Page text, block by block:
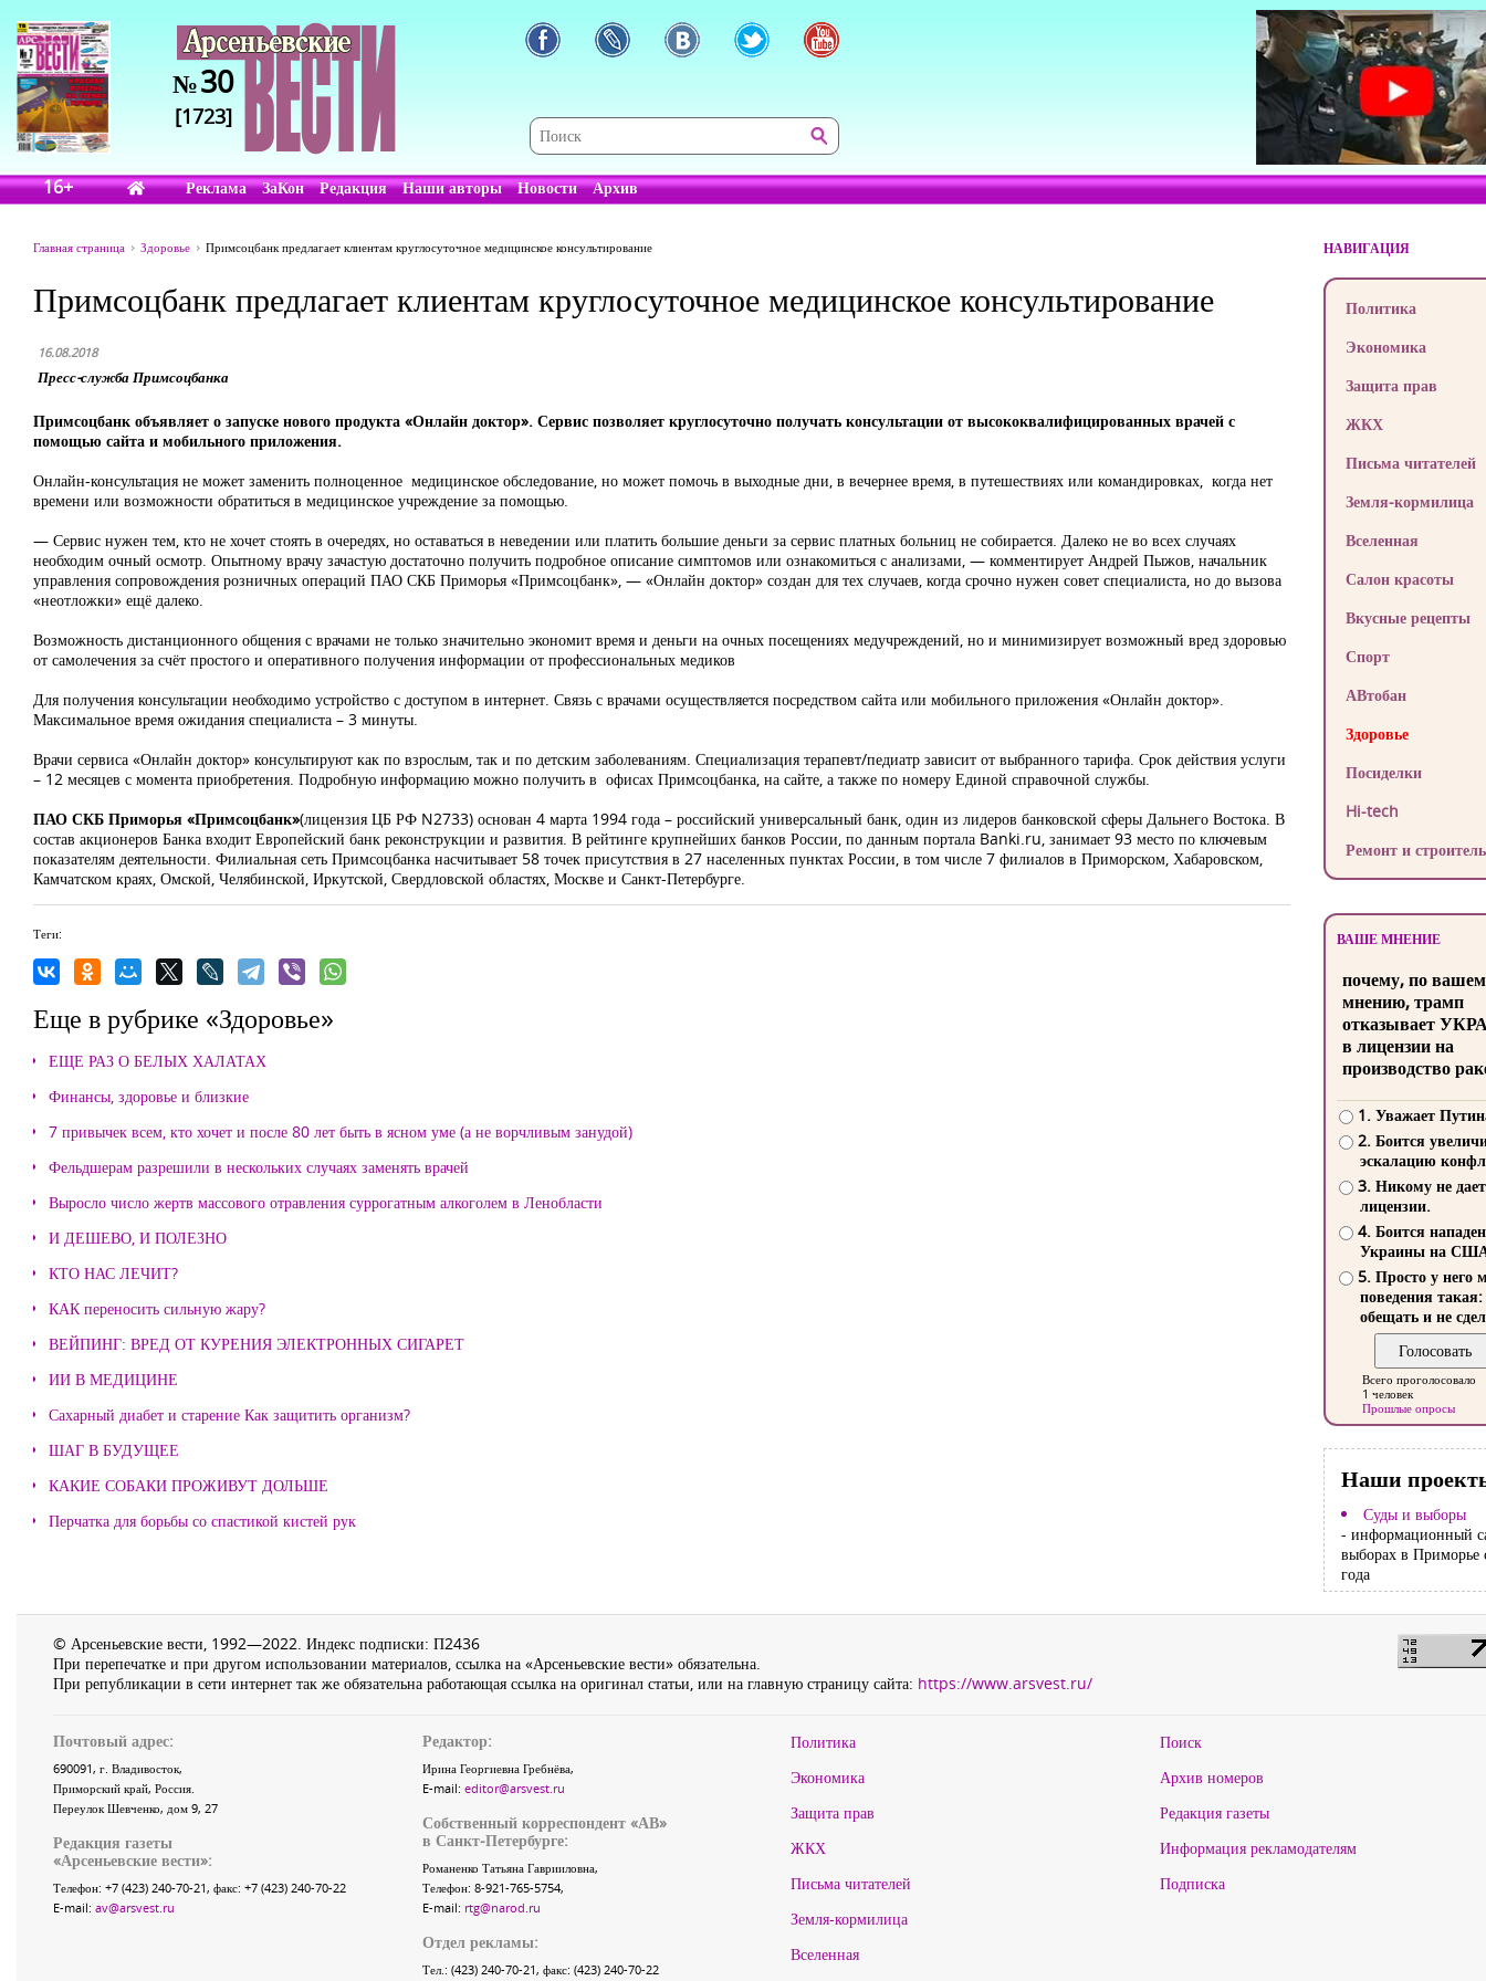
№30
[1723]
16+ Реклама ЗаКон Редакция Наши авторы Новости Архив
Главная страница Здоровье Примсоцбанк предлагает клиентам круглосуточное медицинское консультирование
Примсоцбанк предлагает клиентам круглосуточное медицинское консультирование
16.08.2018
Пресс-служба Примсоцбанка
Примсоцбанк объявляет о запуске нового продукта «Онлайн доктор». Сервис позволяет круглосуточно получать консультации от высококвалифицированных врачей с
помощью сайта и мобильного приложения.
Онлайн-консультация не может заменить полноценное медицинское обследование, но может помочь в выходные дни, в вечернее время, в путешествиях или командировках, когда нет
времени или возможности обратиться в медицинское учреждение за помощью.
— Сервис нужен тем, кто не хочет стоять в очередях, но оставаться в неведении или платить большие деньги за сервис платных больниц не собирается. Далеко не во всех случаях
необходим очный осмотр. Опытному врачу зачастую достаточно получить подробное описание симптомов или ознакомиться с анализами, — комментирует Андрей Пыжов, начальник
управления сопровождения розничных операций ПАО СКБ Приморья «Примсоцбанк», — «Онлайн доктор» создан для тех случаев, когда срочно нужен совет специалиста, но до вызова
«неотложки» ещё далеко.
Возможность дистанционного общения с врачами не только значительно экономит время и деньги на очных посещениях медучреждений, но и минимизирует возможный вред здоровью
от самолечения за счёт простого и оперативного получения информации от профессиональных медиков
Для получения консультации необходимо устройство с доступом в интернет. Связь с врачами осуществляется посредством сайта или мобильного приложения «Онлайн доктор».
Максимальное время ожидания специалиста – 3 минуты.
Врачи сервиса «Онлайн доктор» консультируют как по взрослым, так и по детским заболеваниям. Специализация терапевт/педиатр зависит от выбранного тарифа. Срок действия услуги
– 12 месяцев с момента приобретения. Подробную информацию можно получить в офисах Примсоцбанка, на сайте, а также по номеру Единой справочной службы.
ПАО СКБ Приморья «Примсоцбанк»(лицензия ЦБ РФ N2733) основан 4 марта 1994 года – российский универсальный банк, один из лидеров банковской сферы Дальнего Востока. В
состав акционеров Банка входит Европейский банк реконструкции и развития. В рейтинге крупнейших банков России, по данным портала Banki.ru, занимает 93 место по ключевым
показателям деятельности. Филиальная сеть Примсоцбанка насчитывает 58 точек присутствия в 27 населенных пунктах России, в том числе 7 филиалов в Приморском, Хабаровском,
Камчатском краях, Омской, Челябинской, Иркутской, Свердловской областях, Москве и Санкт-Петербурге.
Теги:
Еще в рубрике «Здоровье»
ЕЩЕ РАЗ О БЕЛЫХ ХАЛАТАХ
Финансы, здоровье и близкие
7 привычек всем, кто хочет и после 80 лет быть в ясном уме (а не ворчливым занудой)
Фельдшерам разрешили в нескольких случаях заменять врачей
Выросло число жертв массового отравления суррогатным алкоголем в Ленобласти
И ДЕШЕВО, И ПОЛЕЗНО
КТО НАС ЛЕЧИТ?
КАК переносить сильную жару?
ВЕЙПИНГ: ВРЕД ОТ КУРЕНИЯ ЭЛЕКТРОННЫХ СИГАРЕТ
ИИ В МЕДИЦИНЕ
Сахарный диабет и старение Как защитить организм?
ШАГ В БУДУЩЕЕ
КАКИЕ СОБАКИ ПРОЖИВУТ ДОЛЬШЕ
Перчатка для борьбы со спастикой кистей рук
НАВИГАЦИЯ
Политика
Экономика
Защита прав
ЖКХ
Письма читателей
Земля-кормилица
Вселенная
Салон красоты
Вкусные рецепты
Спорт
АВтобан
Здоровье
Посиделки
Hi-tech
Ремонт и
ВАШЕ МНЕНИЕ
почему, по
мнению, трамп
отказывает
в лицензии на
производство
1. Уважает
2. Боится
эскалацию
3. Никому не
лицензии.
4. Боится
Украины на
5. Просто у него
поведения такая:
обещать и не
Всего проголосовало
1 человек
Прошлые опросы
Наши
Суды и выборы
- информационный
выборах в Приморье
года
© Арсеньевские вести, 1992—2022. Индекс подписки: П2436
При перепечатке и при другом использовании материалов, ссылка на «Арсеньевские вести» обязательна.
При републикации в сети интернет так же обязательна работающая ссылка на оригинал статьи, или на главную страницу сайта: https://www.arsvest.ru/
Почтовый адрес:
690091, г. Владивосток,
Приморский край, Россия.
Переулок Шевченко, дом 9, 27
Редакция газеты
«Арсеньевские вести»:
Телефон: +7 (423) 240-70-21, факс: +7 (423) 240-70-22
E-mail: av@arsvest.ru
Редактор:
Ирина Георгиевна Гребнёва,
E-mail: editor@arsvest.ru
Собственный корреспондент «АВ»
в Санкт-Петербурге:
Романенко Татьяна Гаврииловна,
Телефон: 8-921-765-5754,
E-mail: rtg@narod.ru
Отдел рекламы:
Тел.: (423) 240-70-21, факс: (423) 240-70-22
Политика
Экономика
Защита прав
ЖКХ
Письма читателей
Земля-кормилица
Вселенная
Поиск
Архив номеров
Редакция газеты
Информация рекламодателям
Подписка